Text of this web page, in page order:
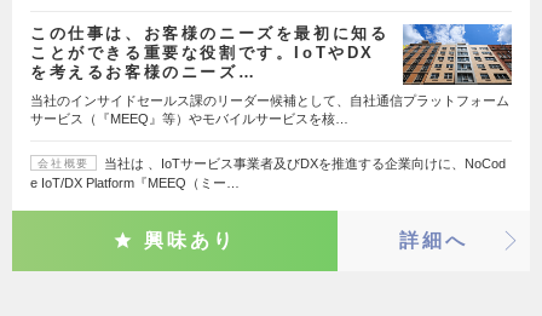
この仕事は、お客様のニーズを最初に知る
ことができる重要な役割です。IoTやDX
を考えるお客様のニーズ…
当社のインサイドセールス課のリーダー候補として、自社通信プラットフォーム
サービス（『MEEQ』等）やモバイルサービスを核…
会社概要
当社は 、IoTサービス事業者及びDXを推進する企業向けに、NoCod
e IoT/DX Platform『MEEQ（ミー…
興味あり 詳細へ